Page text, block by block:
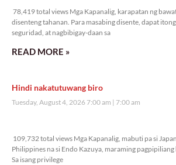
78,419 total views Mga Kapanalig, karapatan ng
disenteng tahanan. Para masabing disente, dapat
seguridad, at nagbibigay-daan sa
READ MORE »
Hindi nakatutuwang biro
Tuesday, August 4, 2026 7:00 am 7:00 am
109,732 total views Mga Kapanalig, mabuti pa si
Philippines na si Endo Kazuya, maraming pagpipiliang
Sa isang privilege